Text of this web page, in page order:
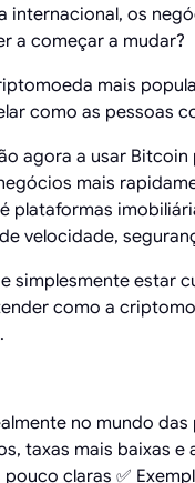
internacional, os
a começar a mudar?
mais
como as pessoas
agora a usar
mais
plataformas
velocidade,
simplesmente estar
como a
no mundo
taxas mais baixas e
claras ✅